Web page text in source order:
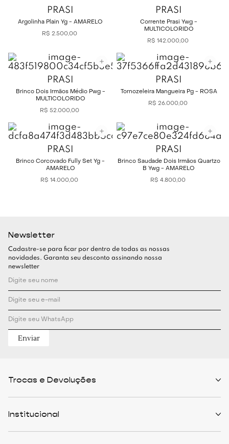
PRASI
Argolinha Plain Yg - AMARELO
R$ 2.500,00
PRASI
Corrente Prasi Ywg -
MULTICOLORIDO
R$ 142.000,00
PRASI
Brinco Dois Irmãos Médio Pwg -
MULTICOLORIDO
R$ 52.000,00
PRASI
Tornozeleira Mangueira Pg - ROSA
R$ 26.000,00
PRASI
Brinco Corcovado Fully Set Yg -
AMARELO
R$ 14.000,00
PRASI
Brinco Saudade Dois Irmãos Quartzo
B Ywg - AMARELO
R$ 4.800,00
Newsletter
Cadastre-se para ficar por dentro de todas as nossas
novidades. Garanta seu desconto assinando nossa
newsletter
Enviar
Trocas e Devoluções
Formas de Pagamento
Institucional